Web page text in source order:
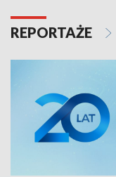
REPORTAŻE